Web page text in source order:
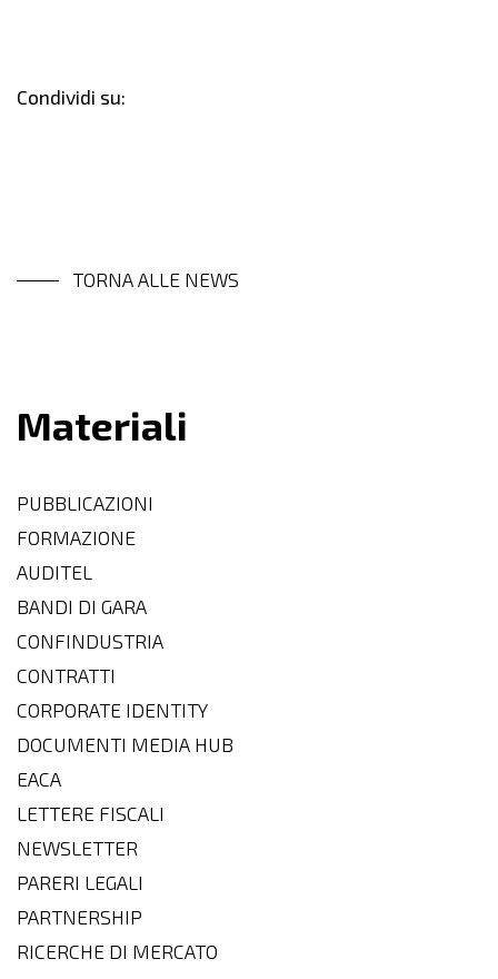
Condividi su:
TORNA ALLE NEWS
Materiali
PUBBLICAZIONI
FORMAZIONE
AUDITEL
BANDI DI GARA
CONFINDUSTRIA
CONTRATTI
CORPORATE IDENTITY
DOCUMENTI MEDIA HUB
EACA
LETTERE FISCALI
NEWSLETTER
PARERI LEGALI
PARTNERSHIP
RICERCHE DI MERCATO